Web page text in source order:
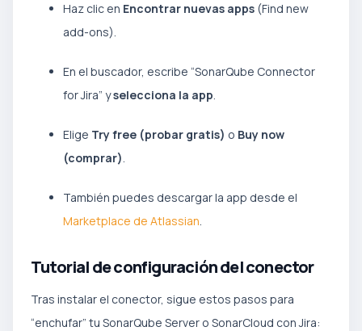
Haz clic en Encontrar nuevas apps (Find new
add-ons).
En el buscador, escribe “SonarQube Connector
for Jira” yselecciona la app.
Elige Try free (probar gratis) o Buy now
(comprar).
También puedes descargar la app desde el
Marketplace de Atlassian.
Tutorial de configuración del conector
Tras instalar el conector, sigue estos pasos para
“enchufar” tu SonarQube Server o SonarCloud con Jira: